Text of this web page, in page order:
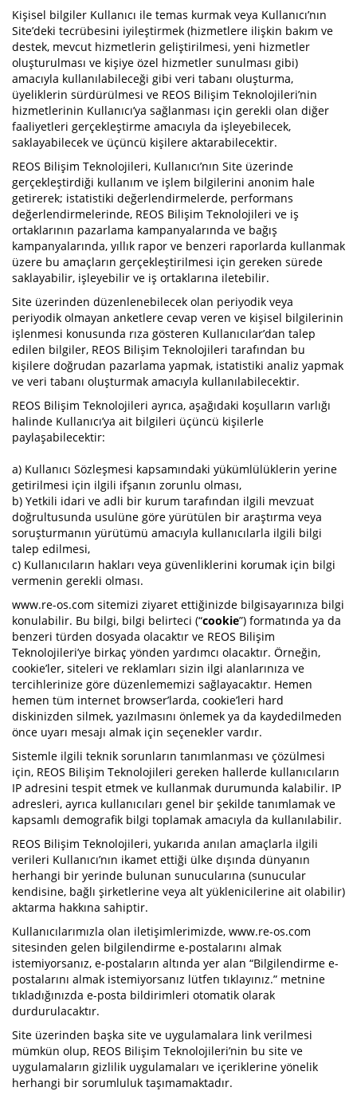
Kişisel bilgiler Kullanıcı ile temas kurmak veya Kullanıcı’nın
Site’deki tecrübesini iyileştirmek (hizmetlere ilişkin bakım ve
destek, mevcut hizmetlerin geliştirilmesi, yeni hizmetler
oluşturulması ve kişiye özel hizmetler sunulması gibi)
amacıyla kullanılabileceği gibi veri tabanı oluşturma,
üyeliklerin sürdürülmesi ve REOS Bilişim Teknolojileri’nin
hizmetlerinin Kullanıcı’ya sağlanması için gerekli olan diğer
faaliyetleri gerçekleştirme amacıyla da işleyebilecek,
saklayabilecek ve üçüncü kişilere aktarabilecektir.
REOS Bilişim Teknolojileri, Kullanıcı’nın Site üzerinde
gerçekleştirdiği kullanım ve işlem bilgilerini anonim hale
getirerek; istatistiki değerlendirmelerde, performans
değerlendirmelerinde, REOS Bilişim Teknolojileri ve iş
ortaklarının pazarlama kampanyalarında ve bağış
kampanyalarında, yıllık rapor ve benzeri raporlarda kullanmak
üzere bu amaçların gerçekleştirilmesi için gereken sürede
saklayabilir, işleyebilir ve iş ortaklarına iletebilir.
Site üzerinden düzenlenebilecek olan periyodik veya
periyodik olmayan anketlere cevap veren ve kişisel bilgilerinin
işlenmesi konusunda rıza gösteren Kullanıcılar’dan talep
edilen bilgiler, REOS Bilişim Teknolojileri tarafından bu
kişilere doğrudan pazarlama yapmak, istatistiki analiz yapmak
ve veri tabanı oluşturmak amacıyla kullanılabilecektir.
REOS Bilişim Teknolojileri ayrıca, aşağıdaki koşulların varlığı
halinde Kullanıcı’ya ait bilgileri üçüncü kişilerle
paylaşabilecektir:
a) Kullanıcı Sözleşmesi kapsamındaki yükümlülüklerin yerine
getirilmesi için ilgili ifşanın zorunlu olması,
b) Yetkili idari ve adli bir kurum tarafından ilgili mevzuat
doğrultusunda usulüne göre yürütülen bir araştırma veya
soruşturmanın yürütümü amacıyla kullanıcılarla ilgili bilgi
talep edilmesi,
c) Kullanıcıların hakları veya güvenliklerini korumak için bilgi
vermenin gerekli olması.
www.re-os.com sitemizi ziyaret ettiğinizde bilgisayarınıza bilgi
konulabilir. Bu bilgi, bilgi belirteci (“cookie”) formatında ya da
benzeri türden dosyada olacaktır ve REOS Bilişim
Teknolojileri’ye birkaç yönden yardımcı olacaktır. Örneğin,
cookie’ler, siteleri ve reklamları sizin ilgi alanlarınıza ve
tercihlerinize göre düzenlememizi sağlayacaktır. Hemen
hemen tüm internet browser’larda, cookie’leri hard
diskinizden silmek, yazılmasını önlemek ya da kaydedilmeden
önce uyarı mesajı almak için seçenekler vardır.
Sistemle ilgili teknik sorunların tanımlanması ve çözülmesi
için, REOS Bilişim Teknolojileri gereken hallerde kullanıcıların
IP adresini tespit etmek ve kullanmak durumunda kalabilir. IP
adresleri, ayrıca kullanıcıları genel bir şekilde tanımlamak ve
kapsamlı demografik bilgi toplamak amacıyla da kullanılabilir.
REOS Bilişim Teknolojileri, yukarıda anılan amaçlarla ilgili
verileri Kullanıcı’nın ikamet ettiği ülke dışında dünyanın
herhangi bir yerinde bulunan sunucularına (sunucular
kendisine, bağlı şirketlerine veya alt yüklenicilerine ait olabilir)
aktarma hakkına sahiptir.
Kullanıcılarımızla olan iletişimlerimizde, www.re-os.com
sitesinden gelen bilgilendirme e-postalarını almak
istemiyorsanız, e-postaların altında yer alan “Bilgilendirme e-
postalarını almak istemiyorsanız lütfen tıklayınız.” metnine
tıkladığınızda e-posta bildirimleri otomatik olarak
durdurulacaktır.
Site üzerinden başka site ve uygulamalara link verilmesi
mümkün olup, REOS Bilişim Teknolojileri’nin bu site ve
uygulamaların gizlilik uygulamaları ve içeriklerine yönelik
herhangi bir sorumluluk taşımamaktadır.